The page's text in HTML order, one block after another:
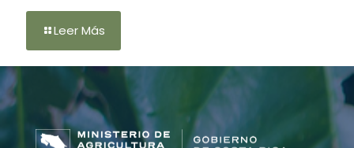
Leer Más